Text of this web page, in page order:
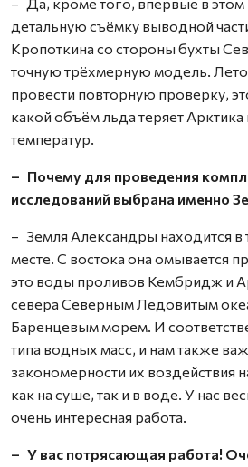
детальную съёмку выводной
Кропоткина со стороны бухты
точную трёхмерную модель.
провести повторную проверку,
какой объём льда теряет
температур.
– Почему для проведения
исследований выбрана именно
– Земля Александры находится в
месте. С востока она омывается
это воды проливов Кембридж и
севера Северным Ледовитым
Баренцевым морем. И
типа водных масс, и нам также
закономерности их воздейст­вия
как на суше, так и в воде. У нас
очень интересная работа.
– У вас потрясающая работа!